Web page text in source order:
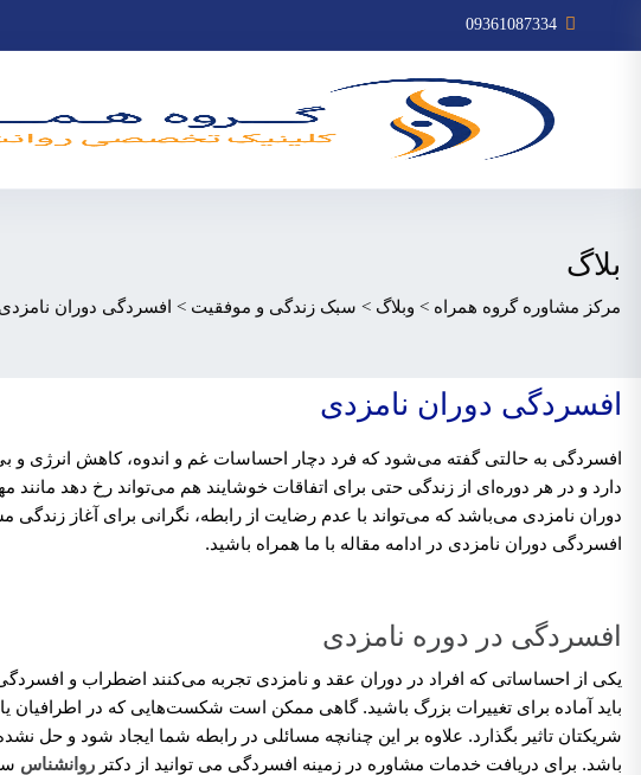
09361087334
بلاگ
مرکز مشاوره گروه همراه > وبلاگ > سبک زندگی و موفقیت > افسردگی دوران نامزدی
افسردگی دوران نامزدی
افسردگی به حالتی گفته می‌شود که فرد دچار احساسات غم و اندوه، کاهش انرژی
دارد و در هر دوره‌ای از زندگی حتی برای اتفاقات خوشایند هم می‌تواند رخ دهد مانند
دوران نامزدی می‌باشد که می‌تواند با عدم رضایت از رابطه، نگرانی برای آغاز زندگی
افسردگی دوران نامزدی در ادامه مقاله با ما همراه باشید.
افسردگی در دوره نامزدی
یکی از احساساتی که افراد در دوران عقد و نامزدی تجربه می‌کنند اضطراب و
باید آماده برای تغییرات بزرگ باشید. گاهی ممکن است شکست‌هایی که در اطرافیان یا
شریکتان تاثیر بگذارد. علاوه بر این چنانچه مسائلی در رابطه شما ایجاد شود و حل
باشد. برای دریافت خدمات مشاوره در زمینه افسردگی می توانید از دکترروانشناس